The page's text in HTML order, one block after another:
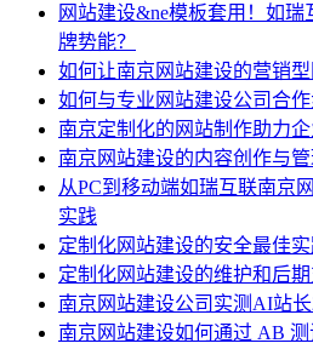
网站建设&ne模板套用！如
牌势能？
如何让南京网站建设的营销型
如何与专业网站建设公司合
南京定制化的网站制作助力
南京网站建设的内容创作与管
从PC到移动端如瑞互联南京
实践
定制化网站建设的安全最佳实
定制化网站建设的维护和后
南京网站建设公司实测AI站
南京网站建设如何通过 AB 测